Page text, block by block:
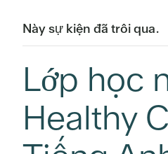
Này sự kiện đã trôi qua.
Lớp học
Healthy